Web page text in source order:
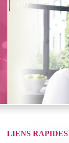
FAQ
LIENS RAPIDES